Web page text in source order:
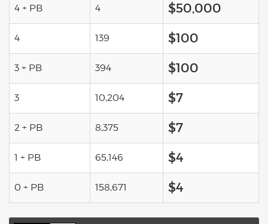
4 + PB 4 $50,000
4 139 $100
3 + PB 394 $100
3 10,204 $7
2 + PB 8,375 $7
1 + PB 65,146 $4
0 + PB 158,671 $4